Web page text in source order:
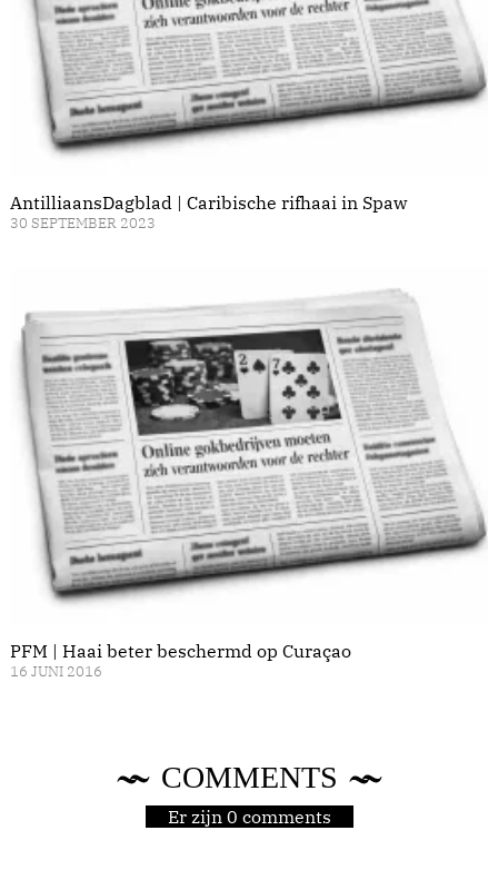
AntilliaansDagblad | Caribische rifhaai in Spaw
30 SEPTEMBER 2023
PFM | Haai beter beschermd op Curaçao
16 JUNI 2016
COMMENTS
Er zijn 0 comments